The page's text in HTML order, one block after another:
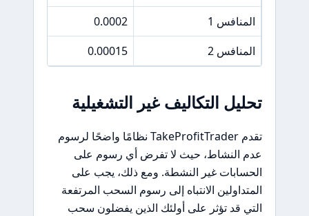
المنافس 1
0.0002
المنافس 2
0.00015
تحليل التكاليف غير التشغيلية
تقدم TakeProfitTrader نظامًا واضحًا لرسوم
عدم النشاط، حيث لا تفرض أي رسوم على
الحسابات غير النشطة. ومع ذلك، يجب على
المتداولين الانتباه إلى رسوم السحب المرتفعة
التي قد تؤثر على أولئك الذين يفضلون سحب